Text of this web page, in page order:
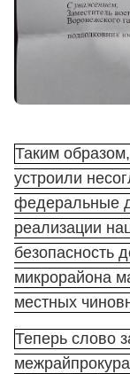
Таким
устроили
федеральные
реализации
безопасность
микрорайона
местных
Теперь слово